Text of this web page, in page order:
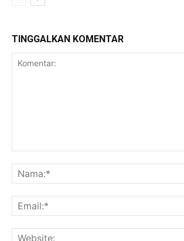
TINGGALKAN KOMENTAR